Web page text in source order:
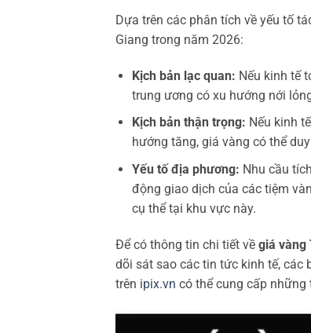
Dựa trên các phân tích về yếu tố
Giang trong năm 2026:
Kịch bản lạc quan: Nếu kinh tế
trung ương có xu hướng nới
Kịch bản thận trọng: Nếu kinh
hướng tăng, giá vàng có thể
Yếu tố địa phương: Nhu cầu
động giao dịch của các tiệm
cụ thể tại khu vực này.
Để có thông tin chi tiết về giá vàng
dõi sát sao các tin tức kinh tế, các
trên ipix.vn có thể cung cấp